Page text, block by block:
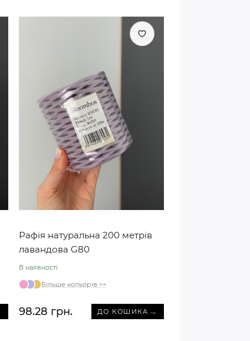
Рафія натуральна 200 метрів
лавандова G80
В наявності
Більше кольорів >>
98.28 грн. ДО КОШИКА →